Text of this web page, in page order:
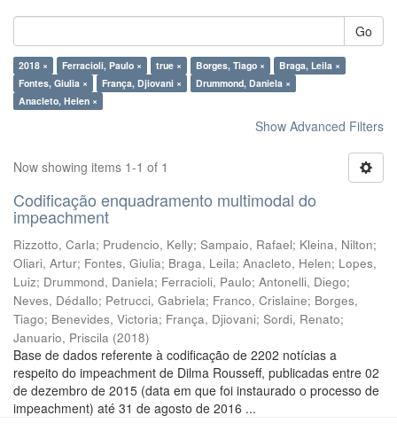
Go
2018 × Ferracioli, Paulo × true × Borges, Tiago ×
Braga, Leila ×
Fontes, Giulia ×
França, Djiovani ×
Drummond, Daniela ×
Anacleto, Helen ×
Show Advanced Filters
Now showing items 1-1 of 1
Codificação enquadramento multimodal do
impeachment
Rizzotto, Carla; Prudencio, Kelly; Sampaio, Rafael; Kleina, Nilton;
Oliari, Artur; Fontes, Giulia; Braga, Leila; Anacleto, Helen; Lopes,
Luiz; Drummond, Daniela; Ferracioli, Paulo; Antonelli, Diego;
Neves, Dédallo; Petrucci, Gabriela; Franco, Crislaine; Borges,
Tiago; Benevides, Victoria; França, Djiovani; Sordi, Renato;
Januario, Priscila (2018)
Base de dados referente à codificação de 2202 notícias a
respeito do impeachment de Dilma Rousseff, publicadas entre 02
de dezembro de 2015 (data em que foi instaurado o processo de
impeachment) até 31 de agosto de 2016 ...